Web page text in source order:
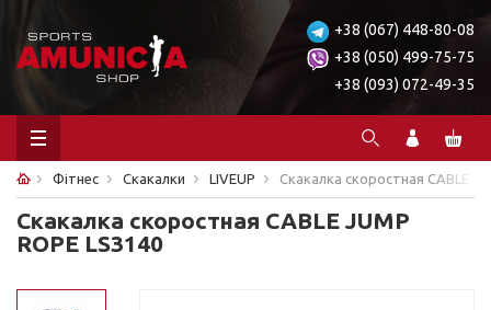
+38 (067) 448-80-08
+38 (050) 499-75-75
+38 (093) 072-49-35
Фітнес Скакалки LIVEUP Скакалка скоростная CABLE
Скакалка скоростная CABLE JUMP
ROPE LS3140